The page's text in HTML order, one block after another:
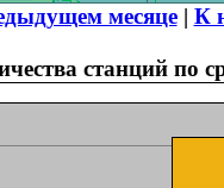
месяце| К
станций по